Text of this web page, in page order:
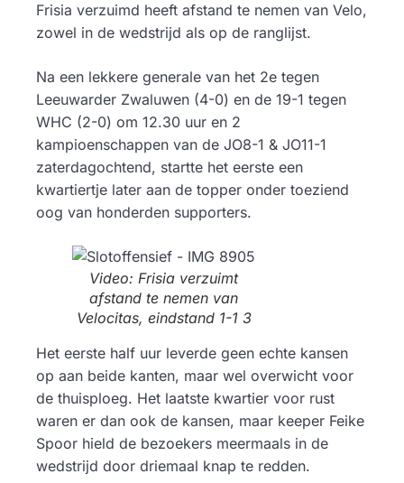
Frisia verzuimd heeft afstand te nemen van Velo,
zowel in de wedstrijd als op de ranglijst.
Na een lekkere generale van het 2e tegen
Leeuwarder Zwaluwen (4-0) en de 19-1 tegen
WHC (2-0) om 12.30 uur en 2
kampioenschappen van de JO8-1 & JO11-1
zaterdagochtend, startte het eerste een
kwartiertje later aan de topper onder toeziend
oog van honderden supporters.
Video: Frisia verzuimt
afstand te nemen van
Velocitas, eindstand 1-1 3
Het eerste half uur leverde geen echte kansen
op aan beide kanten, maar wel overwicht voor
de thuisploeg. Het laatste kwartier voor rust
waren er dan ook de kansen, maar keeper Feike
Spoor hield de bezoekers meermaals in de
wedstrijd door driemaal knap te redden.